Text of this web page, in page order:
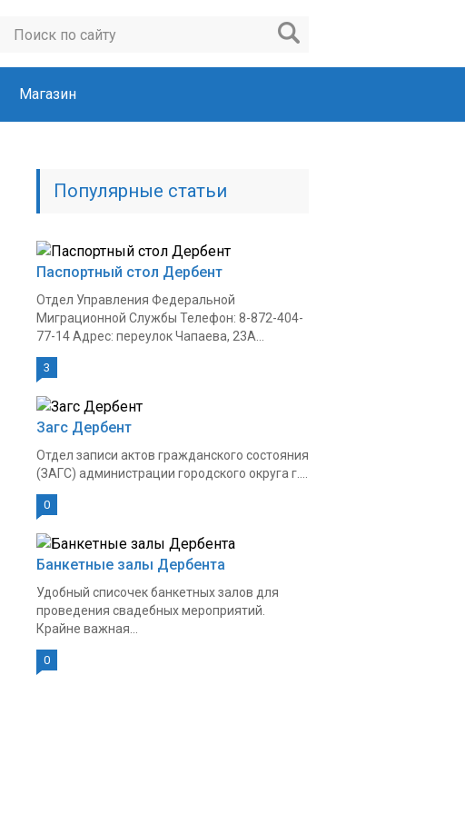
Магазин
Популярные статьи
Паспортный стол Дербент
Отдел Управления Федеральной
Миграционной Службы Телефон: 8-872-404-
77-14 Адрес: переулок Чапаева, 23А...
3
Загс Дербент
Отдел записи актов гражданского состояния
(ЗАГС) администрации городского округа г....
0
Банкетные залы Дербента
Удобный списочек банкетных залов для
проведения свадебных мероприятий.
Крайне важная...
0